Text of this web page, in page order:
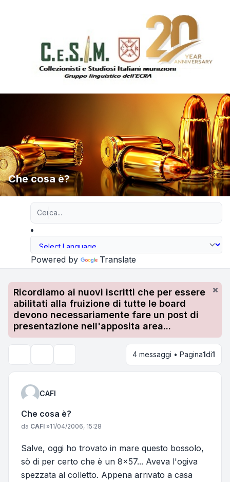
Che cosa è?
Powered by Translate
Ricordiamo ai nuovi iscritti che per essere
abilitati alla fruizione di tutte le board
devono necessariamente fare un post di
presentazione nell'apposita area...
4 messaggi • Pagina1di1
CAFI
Che cosa è?
Messaggio
da CAFI »11/04/2006, 15:28
Salve, oggi ho trovato in mare questo bossolo,
sò di per certo che è un 8x57... Aveva l'ogiva
spezzata al colletto. Appena arrivato a casa